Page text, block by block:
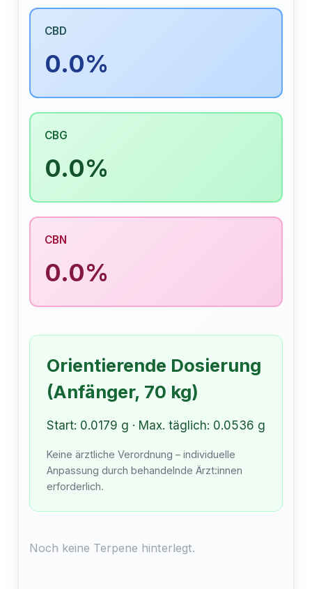
CBD
0.0%
CBG
0.0%
CBN
0.0%
Orientierende Dosierung
(Anfänger, 70 kg)
Start: 0.0179 g · Max. täglich: 0.0536 g
Keine ärztliche Verordnung – individuelle
Anpassung durch behandelnde Ärzt:innen
erforderlich.
Noch keine Terpene hinterlegt.